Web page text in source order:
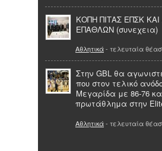
ΚΟΠΗ ΠΙΤΑΣ ΕΠΣΚ
ΕΠΑΘΛΩΝ (συνεχεια)
Αθλητικά- τελευταία
Στην GBL θα
που στον τελικό
Μεγαρίδα με 86-76
πρωτάθλημα στην
Αθλητικά- τελευταία